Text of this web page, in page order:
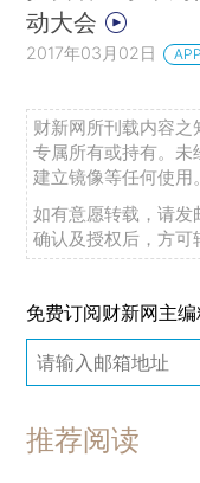
动大会
2017年03月02日
财新网所刊载内容之
专属所有或持有。未
建立镜像等任何使用。
如有意愿转载，请发
确认及授权后，方可
免费订阅财新网主
推荐阅读